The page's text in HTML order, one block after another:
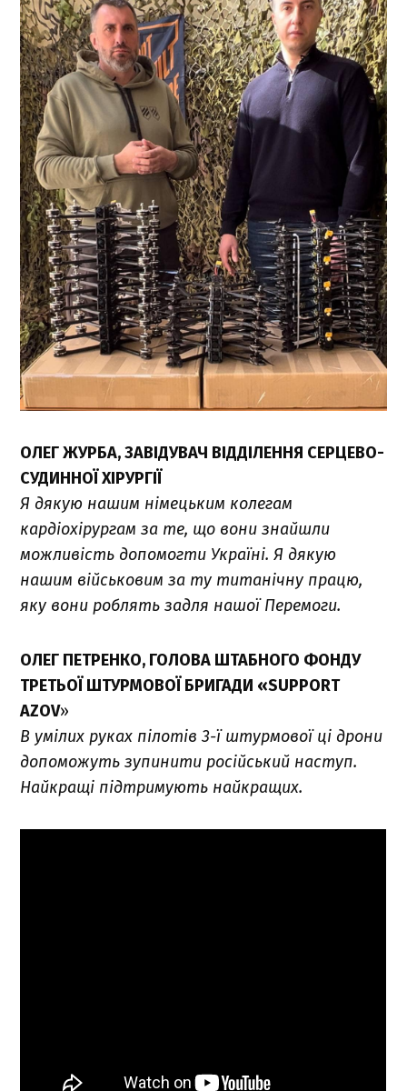
ОЛЕГ ЖУРБА, ЗАВІДУВАЧ ВІДДІЛЕННЯ СЕРЦЕВО-
СУДИННОЇ ХІРУРГІЇ
Я дякую нашим німецьким колегам
кардіохірургам за те, що вони знайшли
можливість допомогти Україні. Я дякую
нашим військовим за ту титанічну працю,
яку вони роблять задля нашої Перемоги.
ОЛЕГ ПЕТРЕНКО, ГОЛОВА ШТАБНОГО ФОНДУ
ТРЕТЬОЇ ШТУРМОВОЇ БРИГАДИ «SUPPORT
AZOV»
В умілих руках пілотів 3-ї штурмової ці дрони
допоможуть зупинити російський наступ.
Найкращі підтримують найкращих.